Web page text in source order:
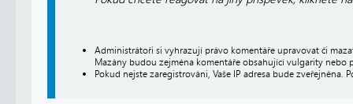
Administrátoři si vyhrazují právo komentáře upravovat či
Mazány budou zejména komentáře obsahující vulgarity nebo
Pokud nejste zaregistrováni, Vaše IP adresa bude